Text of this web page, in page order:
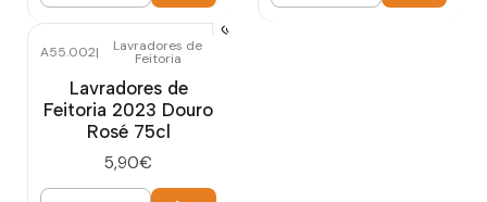
A55.002| Lavradores de
Feitoria
Lavradores de
Feitoria 2023 Douro
Rosé 75cl
5,90€